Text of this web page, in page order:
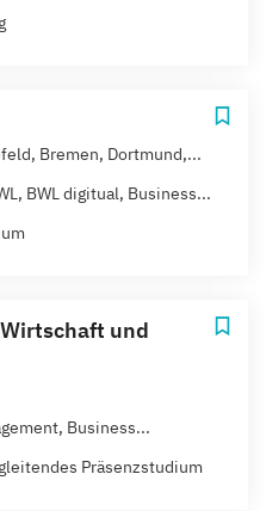
Bremen, Dortmund,...
BWL digitual, Business...
und
Business...
Präsenzstudium